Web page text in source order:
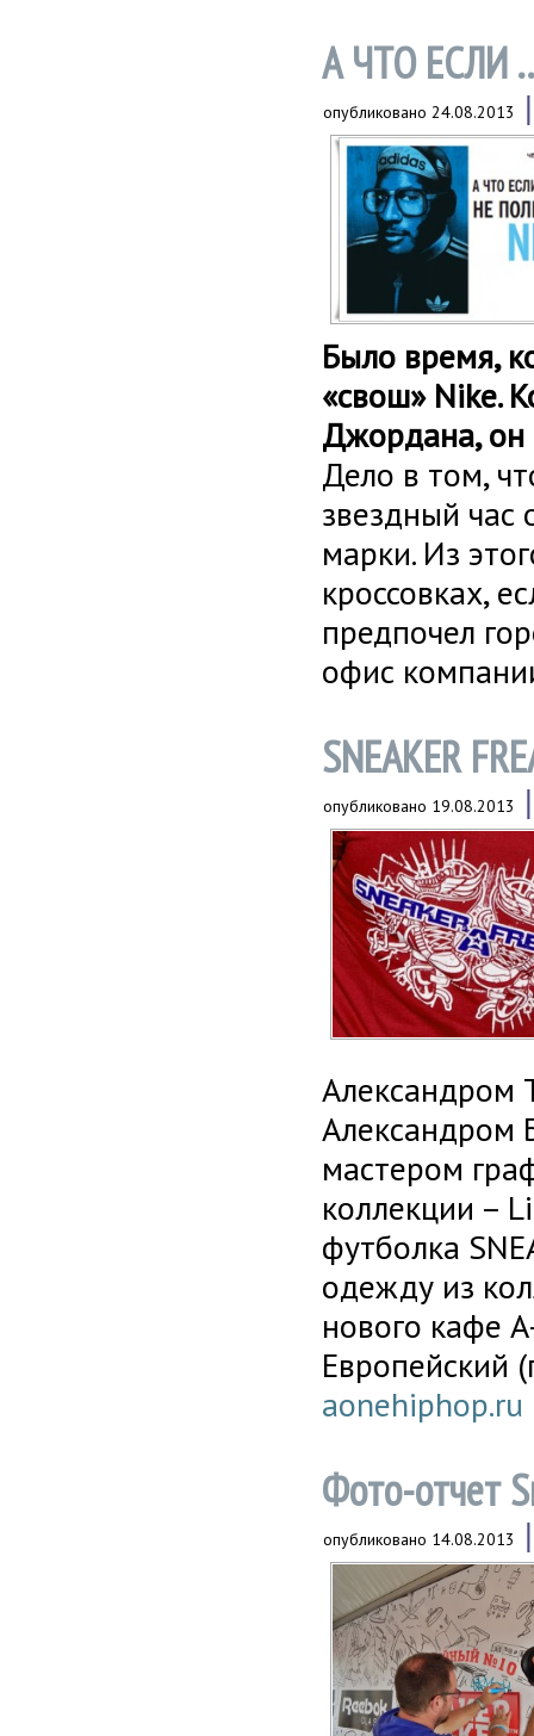
А ЧТО ЕСЛИ
опубликовано 24.08.2013
Было время,
«свош» Nike.
Джордана, он
Дело в том,
звездный час
марки. Из
кроссовках,
предпочел
офис
SNEAKER
опубликовано 19.08.2013
Александром
Александром
мастером
коллекции –
футболка
одежду из
нового кафе
Европейский
aonehiphop.ru
Фото-отчет
опубликовано 14.08.2013